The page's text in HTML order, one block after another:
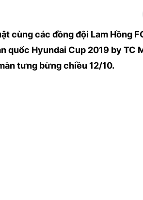
cùng các đồng đội Lam Hồng
quốc Hyundai Cup 2019 by TC
tưng bừng chiều 12/10.